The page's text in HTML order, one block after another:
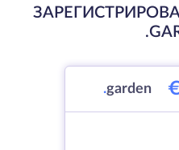
.garden